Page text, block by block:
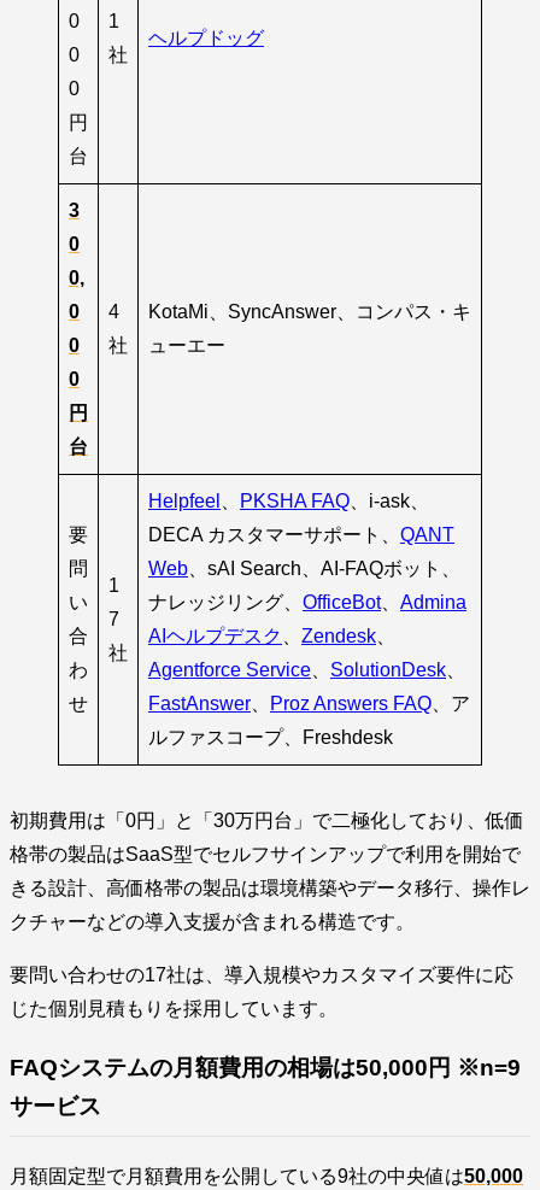
0
0
0
円
台
1
社
ヘルプドッグ
3
0
0,
0
0
0
円
台
4
社
KotaMi、SyncAnswer、コンパス・キ
ューエー
要
問
い
合
わ
せ
1
7
社
Helpfeel PKSHA FAQ 、i-ask、
DECA カスタマーサポート、 QANT
Web 、sAI Search、AI-FAQボット、
ナレッジリング、 OfficeBot、 Admina
AIヘルプデスク
Zendesk
Agentforce Service
SolutionDesk
FastAnswer
Proz Answers FAQ 、ア
ルファスコープ、Freshdesk
初期費用は「0円」と「30万円台」で二極化しており、低価
格帯の製品はSaaS型でセルフサインアップで利用を開始で
きる設計、高価格帯の製品は環境構築やデータ移行、操作レ
クチャーなどの導入支援が含まれる構造です。
要問い合わせの17社は、導入規模やカスタマイズ要件に応
じた個別見積もりを採用しています。
FAQシステムの月額費用の相場は50,000円 ※n=9
サービス
月額固定型で月額費用を公開している9社の中央値は50,000